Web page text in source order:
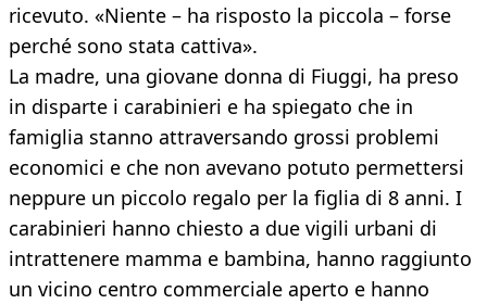
ricevuto. «Niente – ha risposto la piccola – forse
perché sono stata cattiva».
La madre, una giovane donna di Fiuggi, ha preso
in disparte i carabinieri e ha spiegato che in
famiglia stanno attraversando grossi problemi
economici e che non avevano potuto permettersi
neppure un piccolo regalo per la figlia di 8 anni. I
carabinieri hanno chiesto a due vigili urbani di
intrattenere mamma e bambina, hanno raggiunto
un vicino centro commerciale aperto e hanno